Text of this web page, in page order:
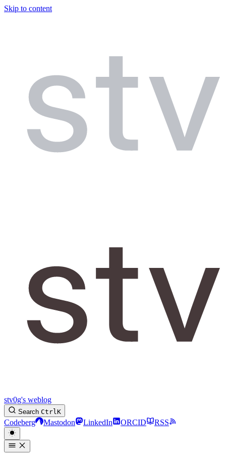
Skip to content
stv0g's weblog
Search CtrlK
Codeberg Mastodon LinkedIn ORCID RSS